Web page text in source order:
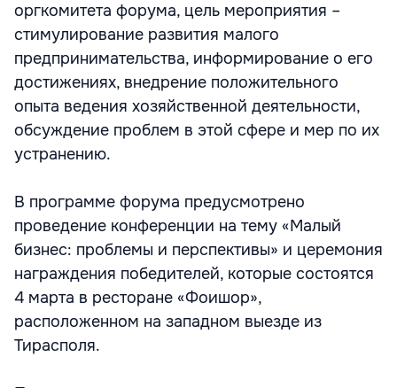
оргкомитета форума, цель мероприятия –
стимулирование развития малого
предпринимательства, информирование о его
достижениях, внедрение положительного
опыта ведения хозяйственной деятельности,
обсуждение проблем в этой сфере и мер по их
устранению.
В программе форума предусмотрено
проведение конференции на тему «Малый
бизнес: проблемы и перспективы» и церемония
награждения победителей, которые состоятся
4 марта в ресторане «Фоишор»,
расположенном на западном выезде из
Тирасполя.